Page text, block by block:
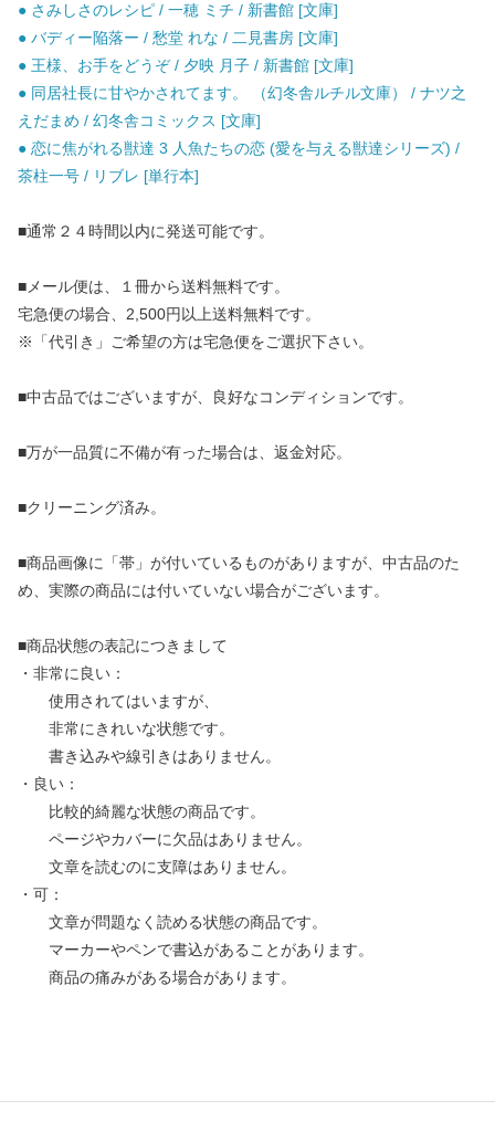
● さみしさのレシピ / 一穂 ミチ / 新書館 [文庫]
● バディー陥落ー / 愁堂 れな / 二見書房 [文庫]
● 王様、お手をどうぞ / 夕映 月子 / 新書館 [文庫]
● 同居社長に甘やかされてます。 （幻冬舎ルチル文庫） / ナツ之
えだまめ / 幻冬舎コミックス [文庫]
● 恋に焦がれる獣達 3 人魚たちの恋 (愛を与える獣達シリーズ) /
茶柱一号 / リブレ [単行本]
■通常２４時間以内に発送可能です。
■メール便は、１冊から送料無料です。
宅急便の場合、2,500円以上送料無料です。
※「代引き」ご希望の方は宅急便をご選択下さい。
■中古品ではございますが、良好なコンディションです。
■万が一品質に不備が有った場合は、返金対応。
■クリーニング済み。
■商品画像に「帯」が付いているものがありますが、中古品のた
め、実際の商品には付いていない場合がございます。
■商品状態の表記につきまして
・非常に良い：
使用されてはいますが、
非常にきれいな状態です。
書き込みや線引きはありません。
・良い：
比較的綺麗な状態の商品です。
ページやカバーに欠品はありません。
文章を読むのに支障はありません。
・可：
文章が問題なく読める状態の商品です。
マーカーやペンで書込があることがあります。
商品の痛みがある場合があります。